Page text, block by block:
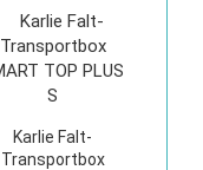
Karlie Falt-
Transportbox